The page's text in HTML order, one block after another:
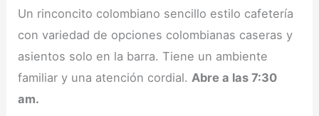
Un rinconcito colombiano sencillo estilo cafetería
con variedad de opciones colombianas caseras y
asientos solo en la barra. Tiene un ambiente
familiar y una atención cordial. Abre a las 7:30
am.